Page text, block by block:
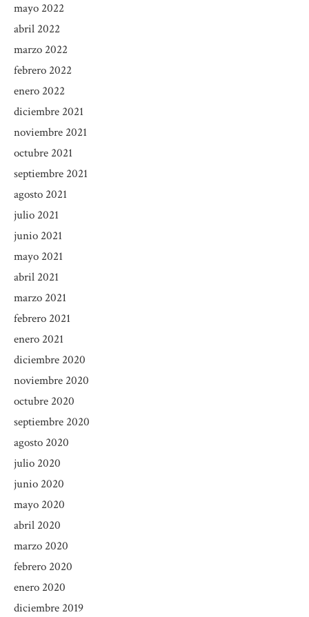
mayo 2022
abril 2022
marzo 2022
febrero 2022
enero 2022
diciembre 2021
noviembre 2021
octubre 2021
septiembre 2021
agosto 2021
julio 2021
junio 2021
mayo 2021
abril 2021
marzo 2021
febrero 2021
enero 2021
diciembre 2020
noviembre 2020
octubre 2020
septiembre 2020
agosto 2020
julio 2020
junio 2020
mayo 2020
abril 2020
marzo 2020
febrero 2020
enero 2020
diciembre 2019